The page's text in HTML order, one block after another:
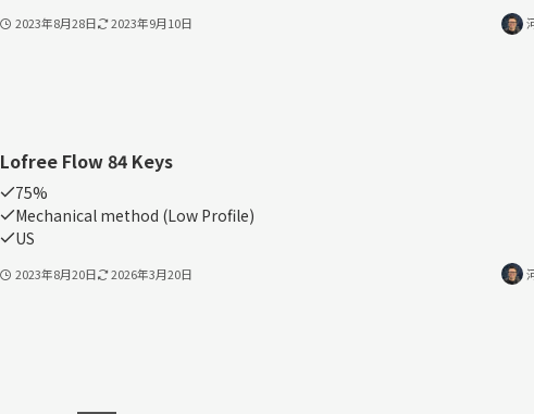
2023年8月28日 2023年9月10日
Lofree Flow 84 Keys
75%
Mechanical method (Low Profile)
US
2023年8月20日 2026年3月20日